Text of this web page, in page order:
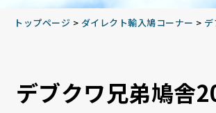
トップページ > ダイレクト輸入鳩コーナー > デ
デブクワ兄弟鳩舎